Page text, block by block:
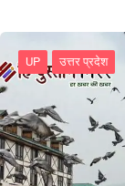
UP उत्तर प्रदेश